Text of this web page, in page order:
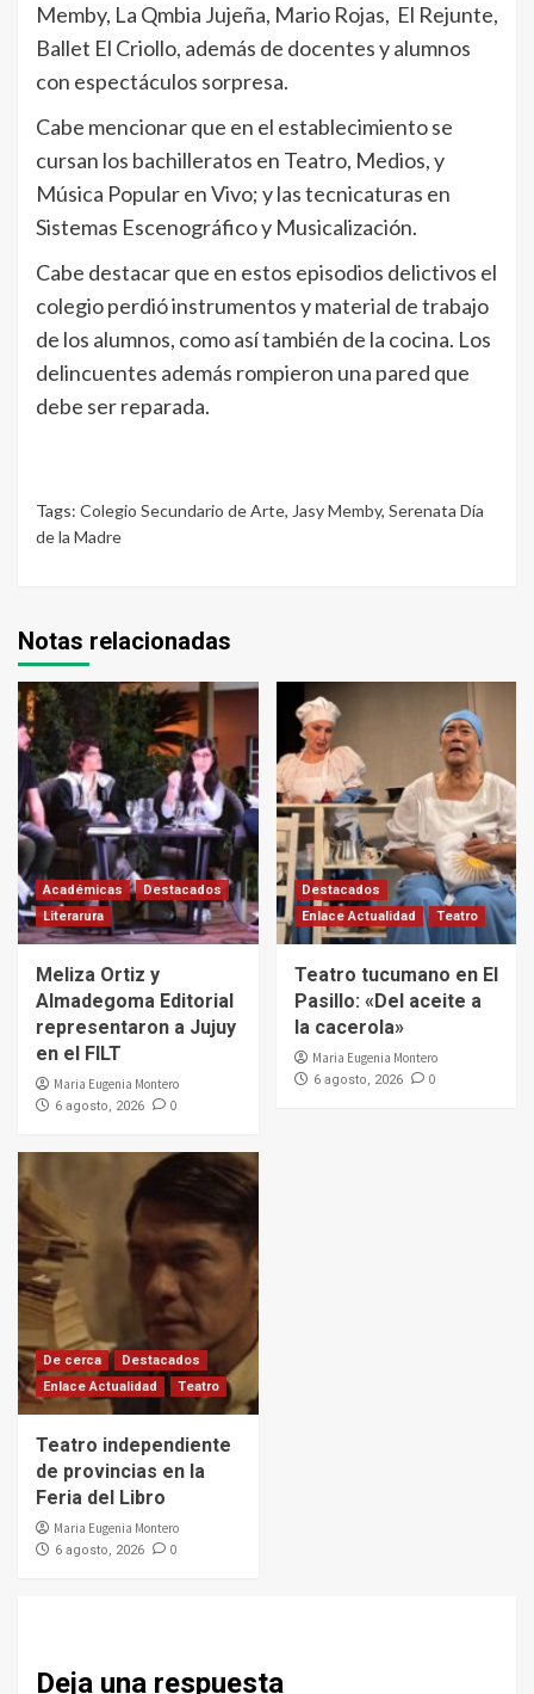
Memby, La Qmbia Jujeña, Mario Rojas, El Rejunte,
Ballet El Criollo, además de docentes y alumnos
con espectáculos sorpresa.
Cabe mencionar que en el establecimiento se
cursan los bachilleratos en Teatro, Medios, y
Música Popular en Vivo; y las tecnicaturas en
Sistemas Escenográfico y Musicalización.
Cabe destacar que en estos episodios delictivos el
colegio perdió instrumentos y material de trabajo
de los alumnos, como así también de la cocina. Los
delincuentes además rompieron una pared que
debe ser reparada.
Tags: Colegio Secundario de Arte, Jasy Memby, Serenata Día
de la Madre
Notas relacionadas
Académicas
Destacados
Literarura
Meliza Ortiz y
Almadegoma Editorial
representaron a Jujuy
en el FILT
Maria Eugenia Montero
6 agosto, 2026 0
Destacados
Enlace Actualidad
Teatro
Teatro tucumano en El
Pasillo: «Del aceite a
la cacerola»
Maria Eugenia Montero
6 agosto, 2026 0
De cerca
Destacados
Enlace Actualidad
Teatro
Teatro independiente
de provincias en la
Feria del Libro
Maria Eugenia Montero
6 agosto, 2026 0
Deja una respuesta